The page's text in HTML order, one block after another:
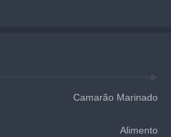
Camarão Marinado
Alimento